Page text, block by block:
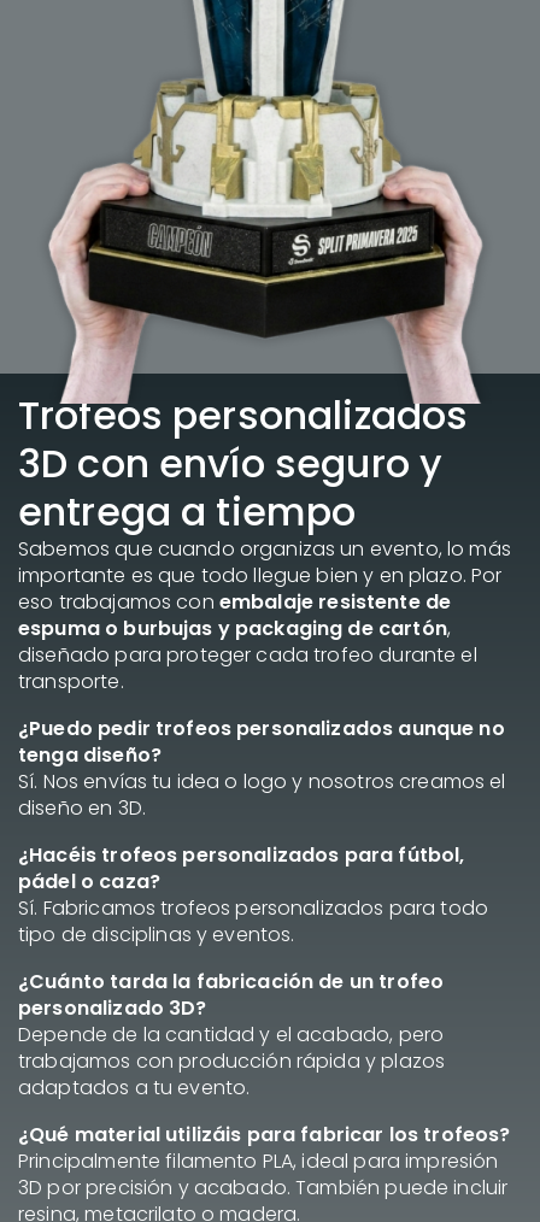
Trofeos personalizados
3D con envío seguro y
entrega a tiempo
Sabemos que cuando organizas un evento, lo más
importante es que todo llegue bien y en plazo. Por
eso trabajamos con embalaje resistente de
espuma o burbujas y packaging de cartón,
diseñado para proteger cada trofeo durante el
transporte.
¿Puedo pedir trofeos personalizados aunque no
tenga diseño?
Sí. Nos envías tu idea o logo y nosotros creamos el
diseño en 3D.
¿Hacéis trofeos personalizados para fútbol,
pádel o caza?
Sí. Fabricamos trofeos personalizados para todo
tipo de disciplinas y eventos.
¿Cuánto tarda la fabricación de un trofeo
personalizado 3D?
Depende de la cantidad y el acabado, pero
trabajamos con producción rápida y plazos
adaptados a tu evento.
¿Qué material utilizáis para fabricar los trofeos?
Principalmente filamento PLA, ideal para impresión
3D por precisión y acabado. También puede incluir
resina, metacrilato o madera.